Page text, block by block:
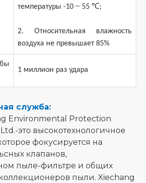
температуры -10 ~ 55 ℃;
2. Относительная влажность
воздуха не превышает 85%
1 миллион раз удара
служба:
Environmental Protection
это высокотехнологичное
фокусируется на
клапанов,
пыле-фильтре и общих
пыли. Xiechang